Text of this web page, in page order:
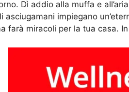
Dì addio alla muffa e
asciugamani impiegano
farà miracoli per la tua casa.